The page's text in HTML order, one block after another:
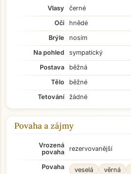
Vlasy
černé
Oči
hnědé
Brýle
nosím
Na pohled
sympatický
Postava
běžná
Tělo
běžné
Tetování
žádné
Povaha a zájmy
Vrozená
povaha
rezervovanější
Povaha veselá věrná